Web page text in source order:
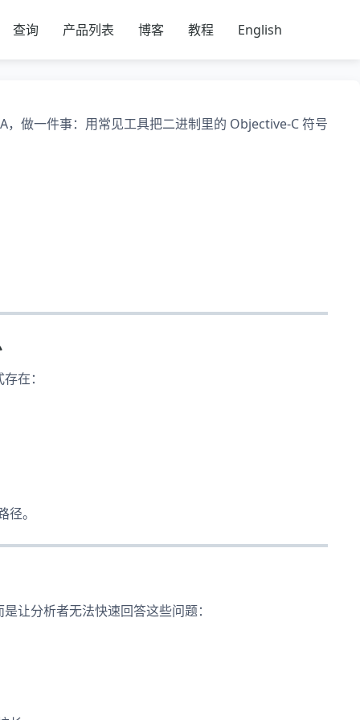
查询 产品列表 博客 教程 English
做一件事：用常见工具把二进制里的 Objective-C 符号
在：
。
让分析者无法快速回答这些问题：